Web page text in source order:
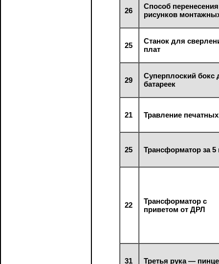
26
Способ перенесения
рисунков
25
Станок для
плат
29
Суперплоский бокс
батареек
21 Травление
25 Трансформатор за 5
22
Трансформатор с
приветом от ДРЛ
31 Третья рука —